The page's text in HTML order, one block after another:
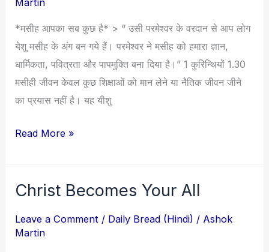
*मसीह आपका सब कुछ है* > “ उसी परमेश्‍वर के वरदान से आप लोग
येशु मसीह के अंग बन गये हैं। परमेश्‍वर ने मसीह को हमारा ज्ञान,
धार्मिकता, पवित्रता और पापमुक्‍ति बना दिया है।” 1 कुरिन्थियों 1.30
मसीही जीवन केवल कुछ शिक्षाओं को मान लेने या नैतिक जीवन जीने
का प्रयास नहीं है। यह यीशु
है
Read More »
Christ Becomes Your All
Leave a Comment / Daily Bread (Hindi) / Ashok
Martin
Christ
Your